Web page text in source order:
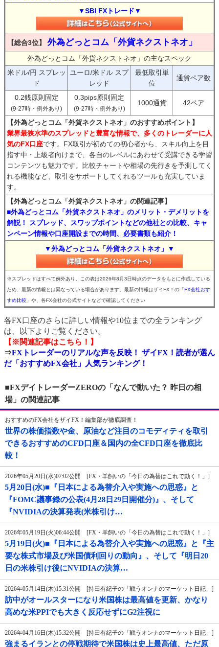
▼SBI FXトレード▼
【総合3位】 外為どっとコム「外貨ネクストネオ」
外為どっとコム「外貨ネクストネオ」の主なスペック
米ドル/円 スプレッ
ド
ユーロ/米ドル スプ
レッド
最低取引単
位
通貨ペア数
0.2銭原則固定
(9-27時・例外あり)
0.3pips原則固定
(9-27時・例外あり)
1000通貨 42ペア
【外為どっとコム「外貨ネクストネオ」のおすすめポイント】
業界最狭水準のスプレッドと豊富な情報で、多くのトレーダーに人
気のFX口座です。FX取引が初めての初心者から、スキル向上を目
指す中・上級者向けまで、各自のレベルにあわせて受講できる学習
コンテンツも魅力です。比較チャートや相場の先行きを予測してく
れる機能など、取引をサポートしてくれるツールも充実していま
す。
【外為どっとコム「外貨ネクストネオ」の関連記事】
■外為どっとコム「外貨ネクストネオ」のメリット・デメリットを
解説！ スプレッド、スワップポイントなどの他社との比較、キャ
ンペーン情報や口座開設までの時間、必要書類も紹介！
▼外為どっとコム「外貨ネクストネオ」▼
※スプレッドはすべて例外あり。この表は2026年8月3日時点のデータをもとに作成している
ため、最新の情報とは異なっている場合があります。最新の情報はザイFX！の 「FX会社おす
すめ比較」 や、各FX会社の公式サイトなどで確認してください
各FX口座のさらに詳しい情報や10位までの全ランキング
は、以下よりご覧ください。
【※関連記事はこちら！】
⇒FXトレーダーのリアルな声を反映！ ザイFX！読者が選ん
だ「おすすめFX会社」人気ランキング！
■FXデイトレーダーZEROの「なんで動いた？ 昨日の相
場」の関連記事
おすすめのFX会社をザイFX！編集部が徹底調査！
世界の株価指数や金、原油など注目のコモディティを取引
できるおすすめのCFD口座＆国内の全CFD口座を徹底比
較！
2026年05月20日(水)07:02公開 [FX・羊飼いの「今日の為替はこれで動く！」]
5月20日(水)■『日本による為替介入や実施への思惑』と
『FOMC議事録の公表(4月28日29日開催分)』、そして
『NVIDIAの決算発表(米株引け…
2026年05月19日(火)06:44公開 [FX・羊飼いの「今日の為替はこれで動く！」]
5月19日(火)■『日本による為替介入や実施への思惑』と『主
要な株式市場及び米国債利回りの動向』、そして『明日20
日の米株引け後にNVIDIAの決算…
2026年05月14日(木)15:31公開 [持田有紀子の「戦うオンナのマーケット日記」]
訪中がオールスターになり米国株は最高値を更新、かなり
高めな米PPIでも大きく反応せずにG2注視に
2026年04月16日(木)15:32公開 [持田有紀子の「戦うオンナのマーケット日記」]
強まるイランとの停戦期待で米国株は史上最高値、ただ原